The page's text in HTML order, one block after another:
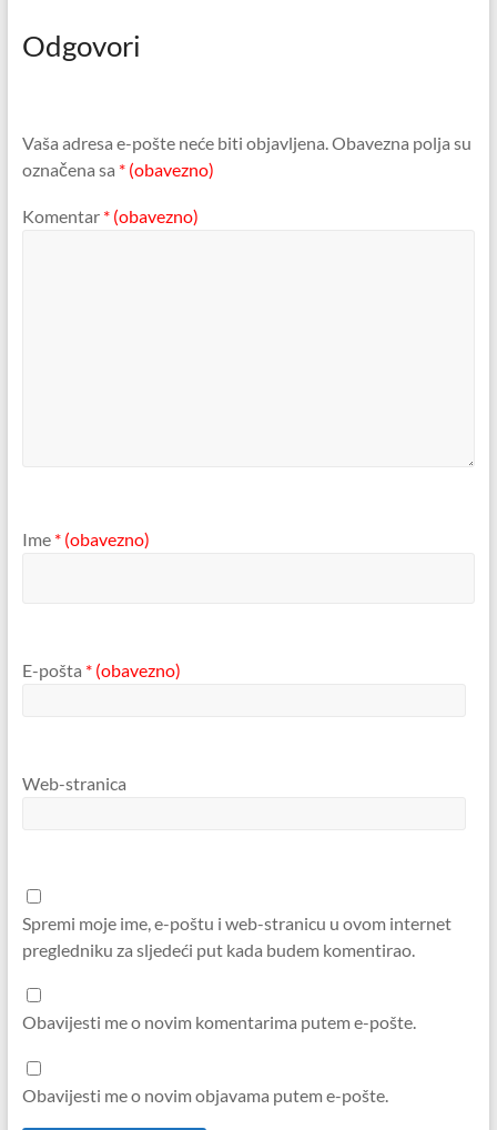
Odgovori
Vaša adresa e-pošte neće biti objavljena.Obavezna polja su
označena sa * (obavezno)
Komentar * (obavezno)
Ime * (obavezno)
E-pošta * (obavezno)
Web-stranica
Spremi moje ime, e-poštu i web-stranicu u ovom internet
pregledniku za sljedeći put kada budem komentirao.
Obavijesti me o novim komentarima putem e-pošte.
Obavijesti me o novim objavama putem e-pošte.